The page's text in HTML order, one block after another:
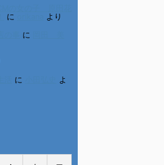
に
より
に
に
よ